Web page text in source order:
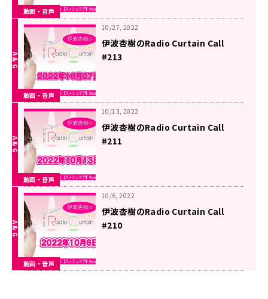
動画・音声
動画・音声
10/27, 2022
伊波杏樹のRadio Curtain Call
#213
動画・音声
10/13, 2022
伊波杏樹のRadio Curtain Call
#211
動画・音声
10/6, 2022
伊波杏樹のRadio Curtain Call
#210